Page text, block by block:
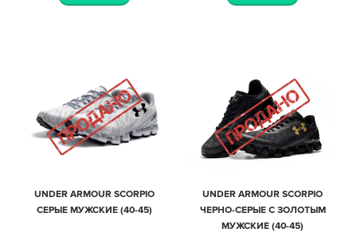
UNDER ARMOUR SCORPIO
СЕРЫЕ МУЖСКИЕ (40-45)
UNDER ARMOUR SCORPIO
ЧЕРНО-СЕРЫЕ С ЗОЛОТЫМ
МУЖСКИЕ (40-45)